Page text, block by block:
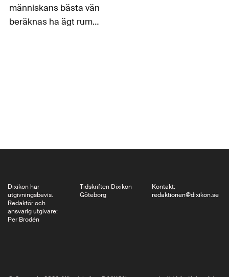
människans bästa vän
beräknas ha ägt rum
Dixikon har
utgivningsbevis.
Redaktör och
ansvarig utgivare:
Per Brodén
Tidskriften Dixikon
Göteborg
Kontakt:
redaktionen@dixikon.se